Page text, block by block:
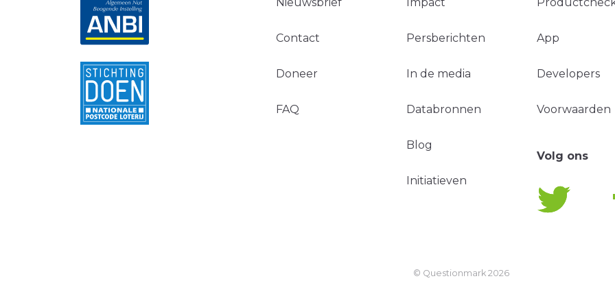
Contact
Doneer
FAQ
Persberichten
In de media
Databronnen
Blog
Initiatieven
App
Developers
Voorwaarden
Volg ons
© Questionmark 2026